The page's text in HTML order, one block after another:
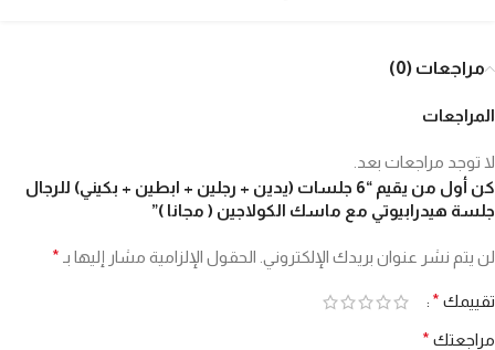
مراجعات (0)
المراجعات
لا توجد مراجعات بعد.
كن أول من يقيم “6 جلسات (يدين + رجلين + ابطين + بكيني) للرجال
جلسة هيدرابيوتي مع ماسك الكولاجين ( مجانا )”
لن يتم نشر عنوان بريدك الإلكتروني. الحقول الإلزامية مشار إليها بـ *
تقييمك *
مراجعتك *